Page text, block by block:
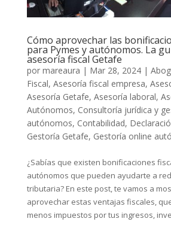
Cómo aprovechar las
para Pymes y autónomos. La
asesoría fiscal Getafe
por mareaura | Mar 28, 2024|
Fiscal, Asesoría fiscal empresa,
Asesoría Getafe, Asesoría laboral,
Autónomos, Consultoría jurídica y
autónomos, Contabilidad,
Gestoría Getafe, Gestoría online
¿Sabías que existen bonificaciones
autónomos que pueden ayudarte a
tributaria? En este post, te vamos a
aprovechar estas ventajas fiscales,
menos impuestos por tus ingresos,